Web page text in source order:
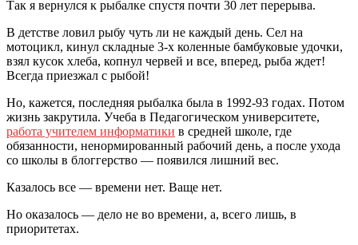
Так я вернулся к рыбалке спустя почти 30 лет перерыва.
В детстве ловил рыбу чуть ли не каждый день. Сел на
мотоцикл, кинул складные 3-х коленные бамбуковые удочки,
взял кусок хлеба, копнул червей и все, вперед, рыба ждет!
Всегда приезжал с рыбой!
Но, кажется, последняя рыбалка была в 1992-93 годах. Потом
жизнь закрутила. Учеба в Педагогическом университете,
работа учителем информатики в средней школе, где
обязанности, ненормированный рабочий день, а после ухода
со школы в блоггерство — появился лишний вес.
Казалось все — времени нет. Ваще нет.
Но оказалось — дело не во времени, а, всего лишь, в
приоритетах.